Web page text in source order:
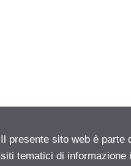
Il presente sito web è
siti tematici di informazione